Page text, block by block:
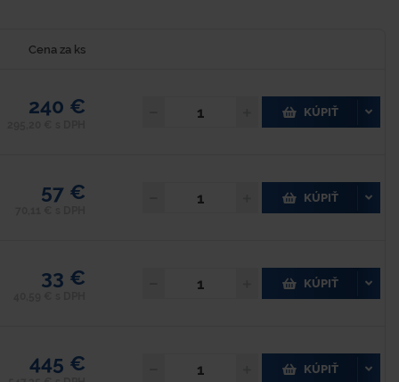
Cena za ks
240 € KÚPIŤ
57 € KÚPIŤ
33 € KÚPIŤ
445 € KÚPIŤ